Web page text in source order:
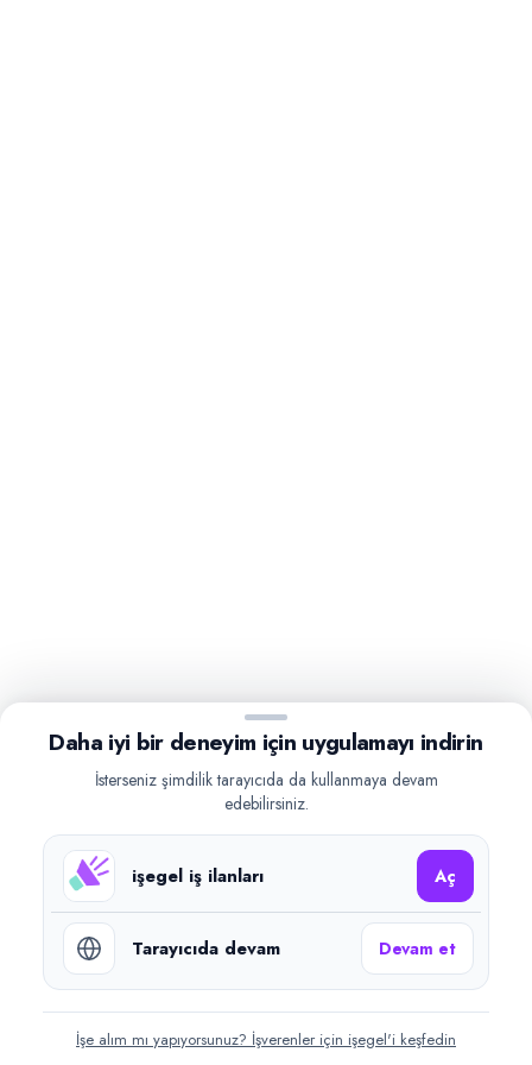
Daha iyi bir deneyim için uygulamayı indirin
İsterseniz şimdilik tarayıcıda da kullanmaya devam
edebilirsiniz.
işegel iş ilanları Aç
Tarayıcıda devam Devam et
İşe alım mı yapıyorsunuz? İşverenler için işegel'i keşfedin